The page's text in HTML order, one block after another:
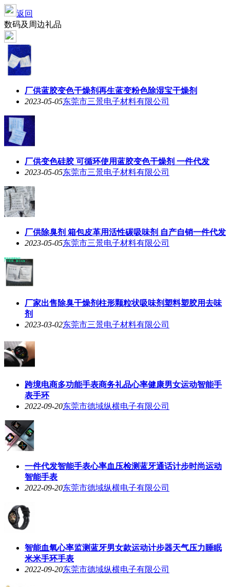
返回
数码及周边礼品
厂供蓝胶变色干燥剂再生蓝变粉色除湿宝干燥剂
2023-05-05东莞市三景电子材料有限公司
厂供变色硅胶 可循环使用蓝胶变色干燥剂 一件代发
2023-05-05东莞市三景电子材料有限公司
厂供除臭剂 箱包皮革用活性碳吸味剂 自产自销一件代发
2023-05-05东莞市三景电子材料有限公司
厂家出售除臭干燥剂柱形颗粒状吸味剂塑料塑胶用去味
剂
2023-03-02东莞市三景电子材料有限公司
跨境电商多功能手表商务礼品心率健康男女运动智能手
表手环
2022-09-20东莞市德域纵横电子有限公司
一件代发智能手表心率血压检测蓝牙通话计步时尚运动
智能手表
2022-09-20东莞市德域纵横电子有限公司
智能血氧心率监测蓝牙男女款运动计步器天气压力睡眠
米米手环手表
2022-09-20东莞市德域纵横电子有限公司